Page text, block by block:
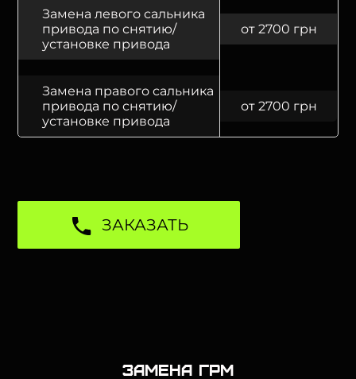
Замена левого сальника
привода по снятию/
установке привода
от 2700 грн
Замена правого сальника
привода по снятию/
установке привода
от 2700 грн
ЗАКАЗАТЬ
Замена ГРМ